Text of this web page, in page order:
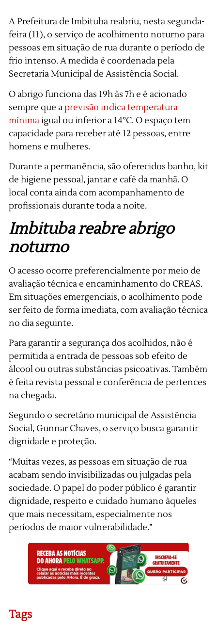
A Prefeitura de Imbituba reabriu, nesta segunda-
feira (11), o serviço de acolhimento noturno para
pessoas em situação de rua durante o período de
frio intenso. A medida é coordenada pela
Secretaria Municipal de Assistência Social.
O abrigo funciona das 19h às 7h e é acionado
sempre que aprevisão indica temperatura
mínimaigual ou inferior a 14°C. O espaço tem
capacidade para receber até 12 pessoas, entre
homens e mulheres.
Durante a permanência, são oferecidos banho, kit
de higiene pessoal, jantar e café da manhã. O
local conta ainda com acompanhamento de
profissionais durante toda a noite.
Imbituba reabre abrigo
noturno
O acesso ocorre preferencialmente por meio de
avaliação técnica e encaminhamento do CREAS.
Em situações emergenciais, o acolhimento pode
ser feito de forma imediata, com avaliação técnica
no dia seguinte.
Para garantir a segurança dos acolhidos, não é
permitida a entrada de pessoas sob efeito de
álcool ou outras substâncias psicoativas. Também
é feita revista pessoal e conferência de pertences
na chegada.
Segundo o secretário municipal de Assistência
Social, Gunnar Chaves, o serviço busca garantir
dignidade e proteção.
“Muitas vezes, as pessoas em situação de rua
acabam sendo invisibilizadas ou julgadas pela
sociedade. O papel do poder público é garantir
dignidade, respeito e cuidado humano àqueles
que mais necessitam, especialmente nos
períodos de maior vulnerabilidade.”
Tags